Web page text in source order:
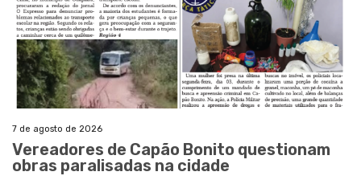
7 de agosto de 2026
Vereadores de Capão Bonito questionam
obras paralisadas na cidade